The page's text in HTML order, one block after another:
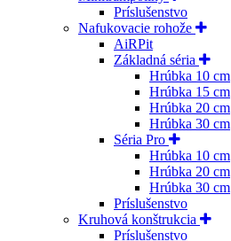
Príslušenstvo
Nafukovacie rohože
AiRPit
Základná séria
Hrúbka 10 cm
Hrúbka 15 cm
Hrúbka 20 cm
Hrúbka 30 cm
Séria Pro
Hrúbka 10 cm
Hrúbka 20 cm
Hrúbka 30 cm
Príslušenstvo
Kruhová konštrukcia
Príslušenstvo